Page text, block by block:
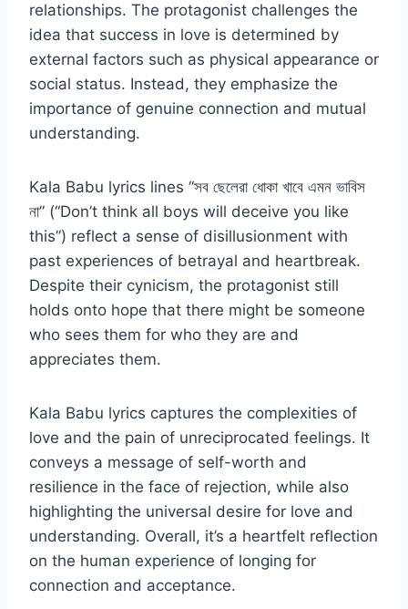
relationships. The protagonist challenges the
idea that success in love is determined by
external factors such as physical appearance or
social status. Instead, they emphasize the
importance of genuine connection and mutual
understanding.
Kala Babu lyrics lines “সব ছেলেরা ধোকা খাবে এমন ভাবিস
না” (“Don’t think all boys will deceive you like
this”) reflect a sense of disillusionment with
past experiences of betrayal and heartbreak.
Despite their cynicism, the protagonist still
holds onto hope that there might be someone
who sees them for who they are and
appreciates them.
Kala Babu lyrics captures the complexities of
love and the pain of unreciprocated feelings. It
conveys a message of self-worth and
resilience in the face of rejection, while also
highlighting the universal desire for love and
understanding. Overall, it’s a heartfelt reflection
on the human experience of longing for
connection and acceptance.